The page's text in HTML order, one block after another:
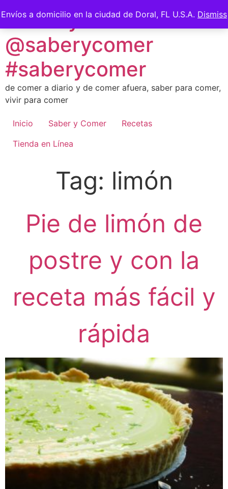
Envíos a domicilio en la ciudad de Doral, FL U.S.A. Dismiss
to
content
Saber y Comer -
@saberycomer
#saberycomer
de comer a diario y de comer afuera, saber para comer,
vivir para comer
Inicio Saber y Comer
Recetas
Tienda en Línea
Tag: limón
Pie de limón de
postre y con la
receta más fácil y
rápida